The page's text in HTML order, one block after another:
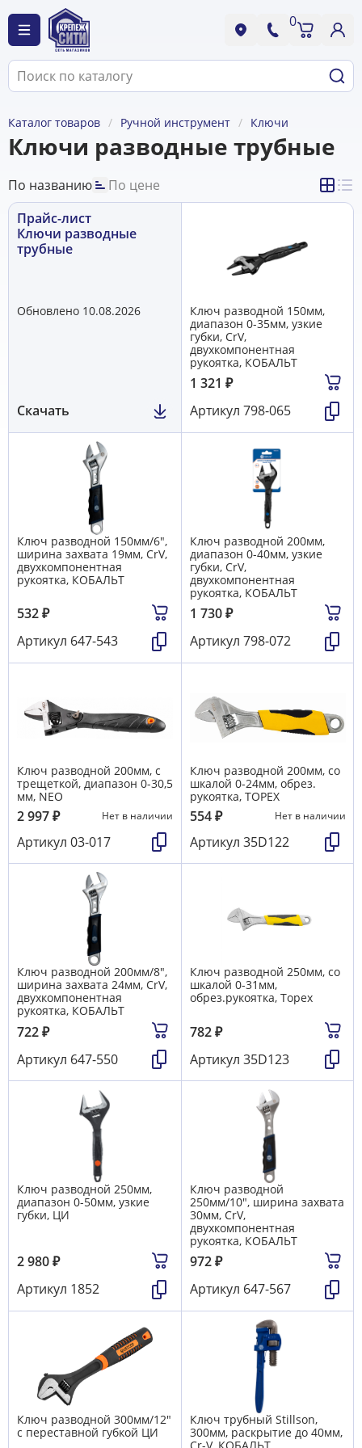
0
Каталог товаров Ручной инструмент Ключи
Ключи разводные трубные
По названию
По цене
Прайс-лист
Ключи разводные
трубные
Обновлено 10.08.2026
Скачать
Ключ разводной 150мм,
диапазон 0-35мм, узкие
губки, CrV,
двухкомпонентная
рукоятка, КОБАЛЬТ
1 321 ₽
Артикул 798-065
Ключ разводной 150мм/6",
ширина захвата 19мм, CrV,
двухкомпонентная
рукоятка, КОБАЛЬТ
532₽
Артикул 647-543
Ключ разводной 200мм,
диапазон 0-40мм, узкие
губки, CrV,
двухкомпонентная
рукоятка, КОБАЛЬТ
1 730₽
Артикул 798-072
Ключ разводной 200мм, с
трещеткой, диапазон 0-30,5
мм, NEO
2 997₽ Нет в наличии
Артикул 03-017
Ключ разводной 200мм, со
шкалой 0-24мм, обрез.
рукоятка, TOPEX
554₽ Нет в наличии
Артикул 35D122
Ключ разводной 200мм/8",
ширина захвата 24мм, CrV,
двухкомпонентная
рукоятка, КОБАЛЬТ
722₽
Артикул 647-550
Ключ разводной 250мм, со
шкалой 0-31мм,
обрез.рукоятка, Topex
782₽
Артикул 35D123
Ключ разводной 250мм,
диапазон 0-50мм, узкие
губки, ЦИ
2 980₽
Артикул 1852
Ключ разводной
250мм/10", ширина захвата
30мм, CrV,
двухкомпонентная
рукоятка, КОБАЛЬТ
972₽
Артикул 647-567
Ключ разводной 300мм/12"
с переставной губкой ЦИ
Ключ трубный Stillson,
300мм, раскрытие до 40мм,